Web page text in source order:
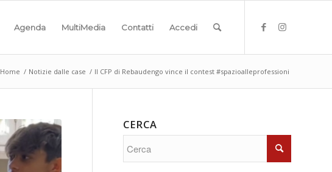
Agenda MultiMedia Contatti Accedi
Home / Notizie dalle case / Il CFP di Rebaudengo vince il contest #spazioalleprofessioni
CERCA